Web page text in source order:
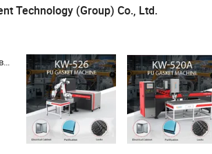
Technology (Group) Co., Ltd.